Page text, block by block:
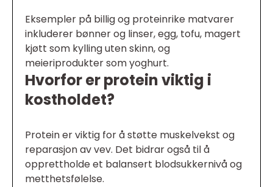
Eksempler på billig og proteinrike matvarer
inkluderer bønner og linser, egg, tofu, magert
kjøtt som kylling uten skinn, og
meieriprodukter som yoghurt.
Hvorfor er protein viktig i
kostholdet?
Protein er viktig for å støtte muskelvekst og
reparasjon av vev. Det bidrar også til å
opprettholde et balansert blodsukkernivå og
metthetsfølelse.